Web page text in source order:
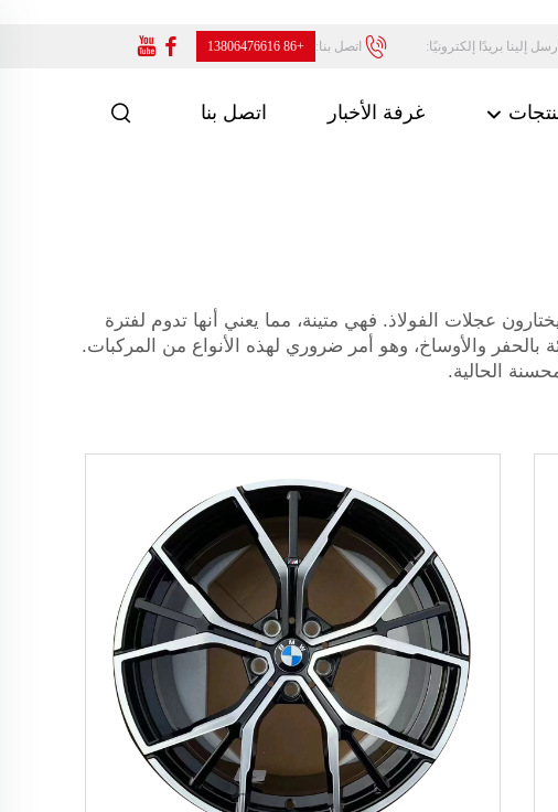
أرسل إلينا بريدًا إلكترونيًا: اتصل بنا: +86 13806476616
غرفة الأخبار اتصل بنا
عجلات الفولاذ. فهي متينة، مما يعني أنها تدوم لفترة
بالحفر والأوساخ، وهو أمر ضروري لهذه الأنواع من المركبات.
الحالية.